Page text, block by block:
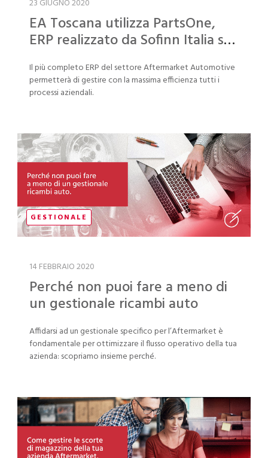
23 GIUGNO 2020
EA Toscana utilizza PartsOne,
ERP realizzato da Sofinn Italia su
Il più completo ERP del settore Aftermarket Automotive
permetterà di gestire con la massima efficienza tutti i
processi aziendali.
GESTIONALE
14 FEBBRAIO 2020
Perché non puoi fare a meno di
un gestionale ricambi auto
Affidarsi ad un gestionale specifico per l’Aftermarket è
fondamentale per ottimizzare il flusso operativo della tua
azienda: scopriamo insieme perché.